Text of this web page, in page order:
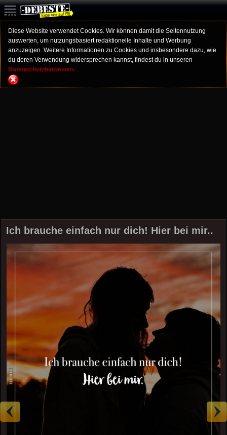
Diese Website verwendet Cookies. Wir können damit die Seitennutzung
auswerten, um nutzungsbasiert redaktionelle Inhalte und Werbung
anzuzeigen. Weitere Informationen zu Cookies und insbesondere dazu, wie
du deren Verwendung widersprechen kannst, findest du in unseren
Datenschutzhinweisen.
Ich brauche einfach nur dich! Hier bei mir..